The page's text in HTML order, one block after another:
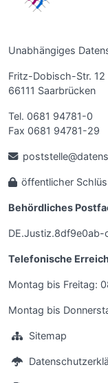
Unabhängiges
Fritz-Dobisch-Str. 12
66111 Saarbrücken
Tel. 0681 94781-0
Fax 0681 94781-29
öffentlicher
Behördliches
Telefonische
Montag bis Freitag:
Montag bis
Sitemap